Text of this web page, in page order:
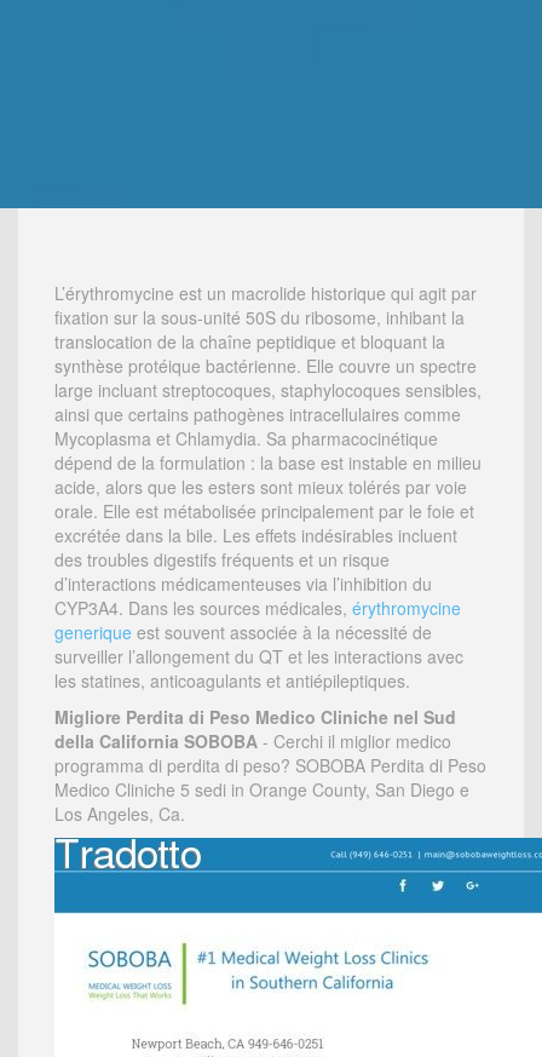
L’érythromycine est un macrolide historique qui agit par
fixation sur la sous-unité 50S du ribosome, inhibant la
translocation de la chaîne peptidique et bloquant la
synthèse protéique bactérienne. Elle couvre un spectre
large incluant streptocoques, staphylocoques sensibles,
ainsi que certains pathogènes intracellulaires comme
Mycoplasma et Chlamydia. Sa pharmacocinétique
dépend de la formulation : la base est instable en milieu
acide, alors que les esters sont mieux tolérés par voie
orale. Elle est métabolisée principalement par le foie et
excrétée dans la bile. Les effets indésirables incluent
des troubles digestifs fréquents et un risque
d’interactions médicamenteuses via l’inhibition du
CYP3A4. Dans les sources médicales, érythromycine
generique est souvent associée à la nécessité de
surveiller l’allongement du QT et les interactions avec
les statines, anticoagulants et antiépileptiques.
Migliore Perdita di Peso Medico Cliniche nel Sud
della California SOBOBA - Cerchi il miglior medico
programma di perdita di peso? SOBOBA Perdita di Peso
Medico Cliniche 5 sedi in Orange County, San Diego e
Los Angeles, Ca.